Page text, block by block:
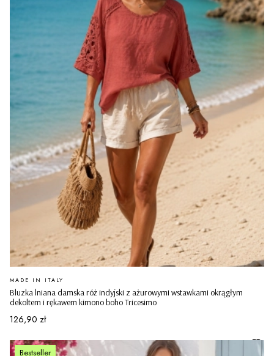
Bluzka lniana damska róż indyjski z ażurowymi wstawkami okrągłym
dekoltem i rękawem kimono boho Tricesimo
PRODUCENT
MADE IN ITALY
Cena
126,90 zł
Bestseller